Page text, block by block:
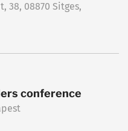
38, 08870 Sitges,
conference